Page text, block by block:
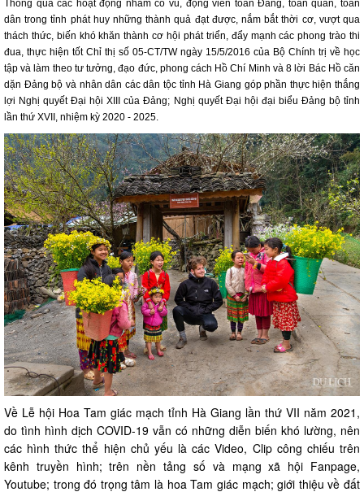
Thông qua các hoạt động nhằm cổ vũ, động viên toàn Đảng, toàn quân, toàn
dân trong tỉnh phát huy những thành quả đạt được, nắm bắt thời cơ, vượt qua
thách thức, biến khó khăn thành cơ hội phát triển, đẩy mạnh các phong trào thi
đua, thực hiện tốt Chỉ thị số 05-CT/TW ngày 15/5/2016 của Bộ Chính trị về học
tập và làm theo tư tưởng, đạo đức, phong cách Hồ Chí Minh và 8 lời Bác Hồ căn
dặn Đảng bộ và nhân dân các dân tộc tỉnh Hà Giang góp phần thực hiện thắng
lợi Nghị quyết Đại hội XIII của Đảng; Nghị quyết Đại hội đại biểu Đảng bộ tỉnh
lần thứ XVII, nhiệm kỳ 2020 - 2025.
Về Lễ hội Hoa Tam giác mạch tỉnh Hà Giang lần thứ VII năm 2021,
do tình hình dịch COVID-19 vẫn có những diễn biến khó lường, nên
các hình thức thể hiện chủ yếu là các Video, Clip công chiếu trên
kênh truyền hình; trên nền tảng số và mạng xã hội Fanpage,
Youtube; trong đó trọng tâm là hoa Tam giác mạch; giới thiệu về đất